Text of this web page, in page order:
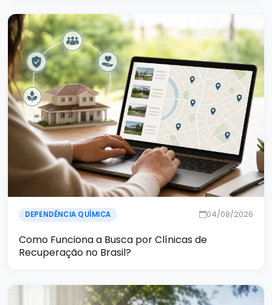
DEPENDÊNCIA QUÍMICA 04/08/2026
Como Funciona a Busca por Clínicas de
Recuperação no Brasil?